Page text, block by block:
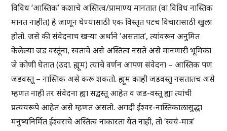
विविध ‘आस्तिक’ कशाचे अस्तित्व/प्रामाण्य मानतात (वा विविध नास्तिक
मानत नाहीत) हे जाणून घेण्यासाठी एक विस्तृत पटच विचारासाठी खुला
होतो. जसे की संवेदनाच खऱ्या अर्थाने ‘असतात’, त्यांवरून अनुमित
केलेल्या जड वस्तूंना, स्वतःचे असे अस्तित्व नसते असे मानणारी भूमिका
जे कोणी घेतात (उदा. ह्यूम) त्यांचे वर्णन आपण संवेदना – आस्तिक पण
जडवस्तू – नास्तिक असे करू शकतो. ह्यूम काही जडवस्तु नसतातच असे
म्हणत नाही तर संवेदना ह्या सद्वस्तू आहेत व जड-वस्तू ह्या त्यांची
प्रत्ययरूपे आहेत असे म्हणत असतो. अगदी ईश्वर-नास्तिकालासुद्धा
मनुष्यनिर्मित ईश्वराचे अस्तित्व नाकारता येत नाही, तो ‘स्वयं-मात्र’